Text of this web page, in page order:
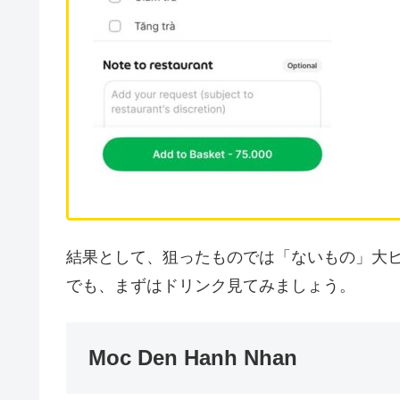
結果として、狙ったものでは「ないもの」大
でも、まずはドリンク見てみましょう。
Moc Den Hanh Nhan